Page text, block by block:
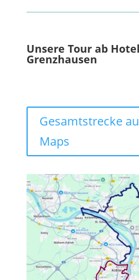
Unsere Tour ab
Grenzhausen
Gesamtstrecke
Maps